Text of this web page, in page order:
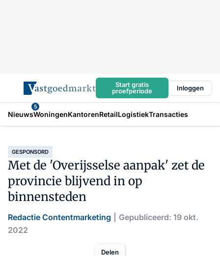
Start gratis
proefperiode
Inloggen
Nieuws
5
WoningenKantorenRetailLogistiekTransacties
GESPONSORD
Met de 'Overijsselse aanpak' zet de
provincie blijvend in op
binnensteden
Redactie Contentmarketing
Gepubliceerd: 19 okt.
2022
Delen